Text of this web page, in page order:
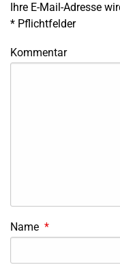
Ihre E-Mail-Adresse
* Pflichtfelder
Kommentar
Name *